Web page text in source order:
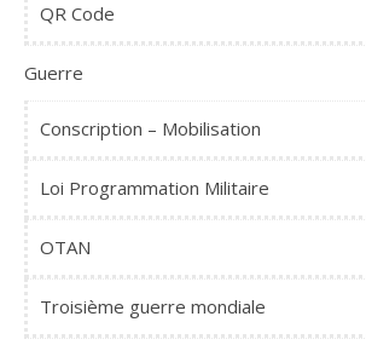
QR Code
Guerre
Conscription – Mobilisation
Loi Programmation Militaire
OTAN
Troisième guerre mondiale